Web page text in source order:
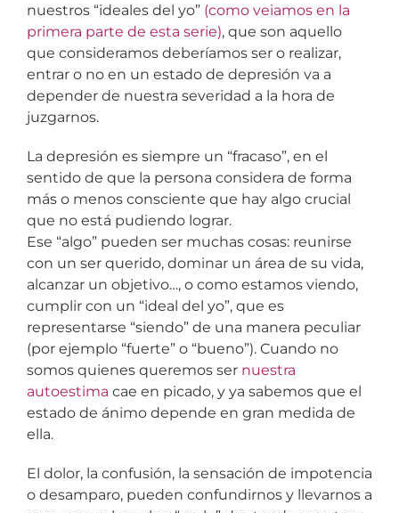
nuestros “ideales del yo”(como veiamos en la
primera parte de esta serie), que son aquello
que consideramos deberíamos ser o realizar,
entrar o no en un estado de depresión va a
depender de nuestra severidad a la hora de
juzgarnos.
La depresión es siempre un “fracaso”, en el
sentido de que la persona considera de forma
más o menos consciente que hay algo crucial
que no está pudiendo lograr.
Ese “algo” pueden ser muchas cosas: reunirse
con un ser querido, dominar un área de su vida,
alcanzar un objetivo…, o como estamos viendo,
cumplir con un “ideal del yo”, que es
representarse “siendo” de una manera peculiar
(por ejemplo “fuerte” o “bueno”). Cuando no
somos quienes queremos ser nuestra
autoestima cae en picado, y ya sabemos que el
estado de ánimo depende en gran medida de
ella.
El dolor, la confusión, la sensación de impotencia
o desamparo, pueden confundirnos y llevarnos a